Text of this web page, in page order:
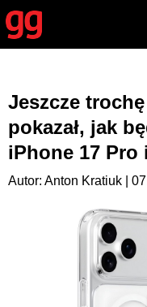
Jeszcze
pokazał, jak
iPhone 17 Pro
Autor: Anton Kratiuk |